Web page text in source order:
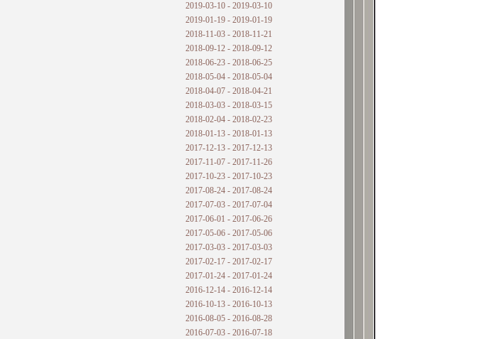
2019-03-10 - 2019-03-10
2019-01-19 - 2019-01-19
2018-11-03 - 2018-11-21
2018-09-12 - 2018-09-12
2018-06-23 - 2018-06-25
2018-05-04 - 2018-05-04
2018-04-07 - 2018-04-21
2018-03-03 - 2018-03-15
2018-02-04 - 2018-02-23
2018-01-13 - 2018-01-13
2017-12-13 - 2017-12-13
2017-11-07 - 2017-11-26
2017-10-23 - 2017-10-23
2017-08-24 - 2017-08-24
2017-07-03 - 2017-07-04
2017-06-01 - 2017-06-26
2017-05-06 - 2017-05-06
2017-03-03 - 2017-03-03
2017-02-17 - 2017-02-17
2017-01-24 - 2017-01-24
2016-12-14 - 2016-12-14
2016-10-13 - 2016-10-13
2016-08-05 - 2016-08-28
2016-07-03 - 2016-07-18